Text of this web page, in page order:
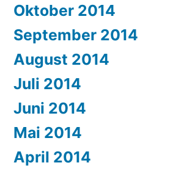
Oktober 2014
September 2014
August 2014
Juli 2014
Juni 2014
Mai 2014
April 2014